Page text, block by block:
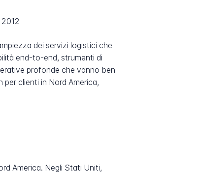
dei servizi logistici che
end-to-end, strumenti di
profonde che vanno ben
clienti in Nord America,
America. Negli Stati Uniti,